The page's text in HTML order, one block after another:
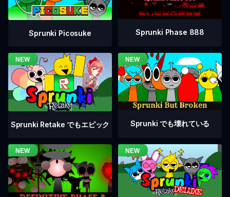
Sprunki Picosuke Sprunki Phase 888
Sprunki Retake でもエピック Sprunki でも壊れている